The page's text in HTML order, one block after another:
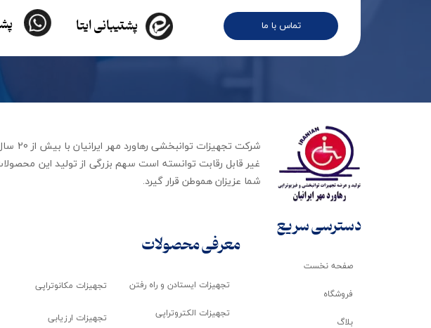
تماس با ما پشتیبانی ایتا
غیر قابل رقابت توانسته است سهم بزرگی از تولید این
شما عزیزان هموطن قرار گیرد​​​​​​​.
تجهیزات ایستادن و راه رفتن
تجهیزات الکتروتراپی
صفحه نخست
فروشگاه
بلاگ
تجهیزات مکانوتراپی
تجهیزات ارزیابی
دسترسی سریع
معرفی محصولات